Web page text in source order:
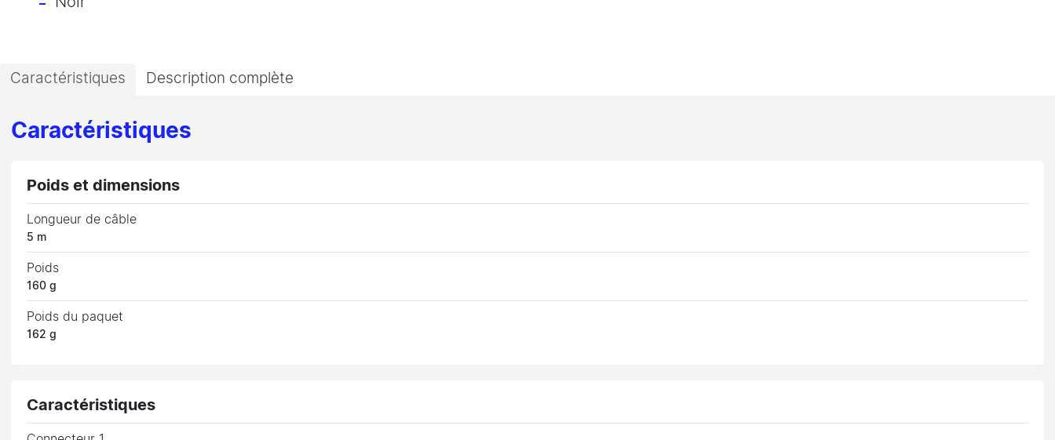
Caractéristiques Description complète
Caractéristiques
Poids et dimensions
Longueur de câble
5 m
Poids
160 g
Poids du paquet
162 g
Caractéristiques